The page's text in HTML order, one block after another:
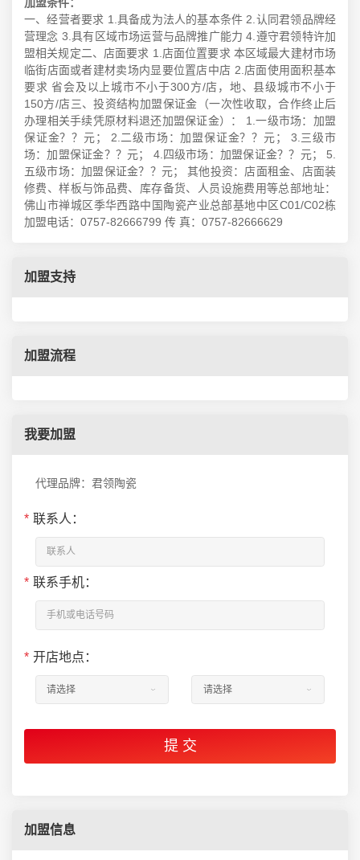
加盟条件：
一、经营者要求 1.具备成为法人的基本条件 2.认同君领品牌经
营理念 3.具有区域市场运营与品牌推广能力 4.遵守君领特许加
盟相关规定二、店面要求 1.店面位置要求 本区域最大建材市场
临街店面或者建材卖场内显要位置店中店 2.店面使用面积基本
要求 省会及以上城市不小于300方/店，地、县级城市不小于
150方/店三、投资结构加盟保证金（一次性收取，合作终止后
办理相关手续凭原材料退还加盟保证金）： 1.一级市场：加盟
保证金？？元； 2.二级市场：加盟保证金？？元； 3.三级市
场：加盟保证金？？元； 4.四级市场：加盟保证金？？元； 5.
五级市场：加盟保证金？？元； 其他投资：店面租金、店面装
修费、样板与饰品费、库存备货、人员设施费用等总部地址：
佛山市禅城区季华西路中国陶瓷产业总部基地中区C01/C02栋
加盟电话：0757-82666799 传 真：0757-82666629
加盟支持
加盟流程
我要加盟
代理品牌：君领陶瓷
* 联系人：
* 联系手机：
* 开店地点：
加盟信息